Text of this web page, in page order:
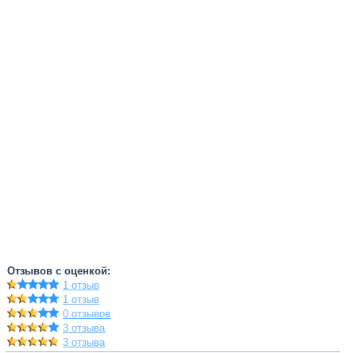
Отзывов с оценкой:
1 отзыв
1 отзыв
0 отзывов
3 отзыва
3 отзыва